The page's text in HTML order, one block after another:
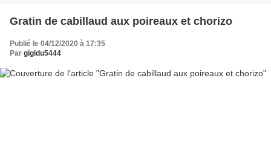
Gratin de cabillaud aux poireaux et chorizo
Publié le 04/12/2020 à 17:35
Par gigidu5444